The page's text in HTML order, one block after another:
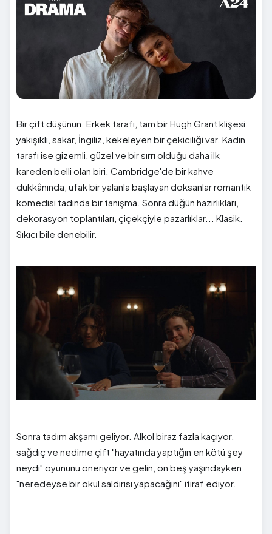
Bir çift düşünün. Erkek tarafı, tam bir Hugh Grant klişesi:
yakışıklı, sakar, İngiliz, kekeleyen bir çekiciliği var. Kadın
tarafı ise gizemli, güzel ve bir sırrı olduğu daha ilk
kareden belli olan biri. Cambridge'de bir kahve
dükkânında, ufak bir yalanla başlayan doksanlar romantik
komedisi tadında bir tanışma. Sonra düğün hazırlıkları,
dekorasyon toplantıları, çiçekçiyle pazarlıklar... Klasik.
Sıkıcı bile denebilir.
Sonra tadım akşamı geliyor. Alkol biraz fazla kaçıyor,
sağdıç ve nedime çift "hayatında yaptığın en kötü şey
neydi" oyununu öneriyor ve gelin, on beş yaşındayken
"neredeyse bir okul saldırısı yapacağını" itiraf ediyor.